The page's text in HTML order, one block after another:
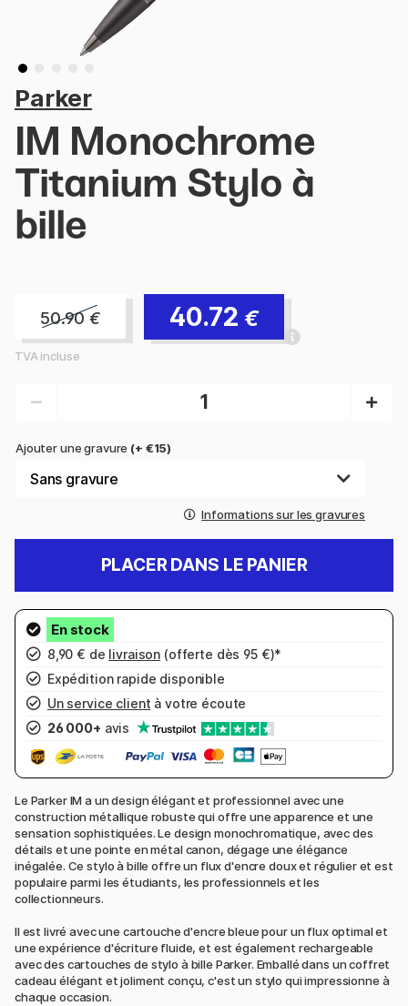
Parker
IM Monochrome
Titanium Stylo à
bille
50.90 € 40.72 €
TVA incluse
Ajouter une gravure (+ €15)
Informations sur les gravures
PLACER DANS LE PANIER
8,90 € de livraison (offerte dès 95 €)*
Expédition rapide disponible
Un service client à votre écoute
26 000+ avis
Le Parker IM a un design élégant et professionnel avec une
construction métallique robuste qui offre une apparence et une
sensation sophistiquées. Le design monochromatique, avec des
détails et une pointe en métal canon, dégage une élégance
inégalée. Ce stylo à bille offre un flux d'encre doux et régulier et est
populaire parmi les étudiants, les professionnels et les
collectionneurs.
Il est livré avec une cartouche d'encre bleue pour un flux optimal et
une expérience d'écriture fluide, et est également rechargeable
avec des cartouches de stylo à bille Parker. Emballé dans un coffret
cadeau élégant et joliment conçu, c'est un stylo qui impressionne à
chaque occasion.